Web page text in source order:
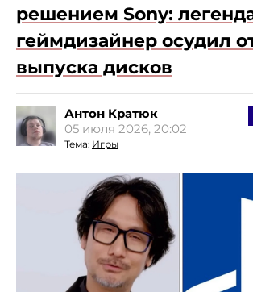
решением Sony:
геймдизайнер осудил
выпуска дисков
Антон Кратюк
05 июля 2026, 20:02
Тема: Игры